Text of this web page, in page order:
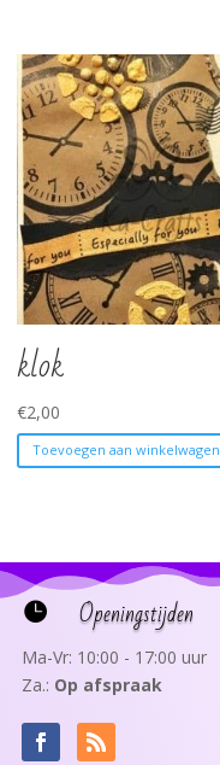
klok
€2,00
Toevoegen aan winkelwagen
 Openingstijden
Ma-Vr: 10:00 - 17:00 uur
Za.: Op afspraak